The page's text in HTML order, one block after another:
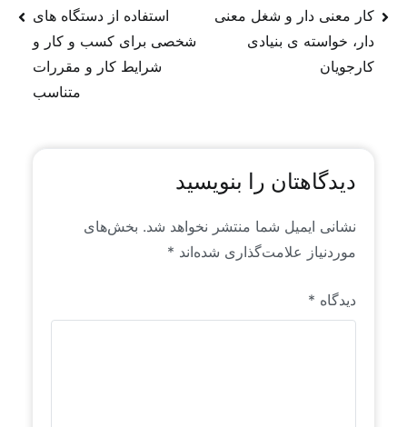
از روندها و سیگنال‌های موجود در فضای جهانی منابع
انسانی است که خاص رایان راهبرد است. این محتواها
برای اولین بار به زبان فارسی منتشر می‌شوند.
کار معنی دار و شغل معنی
دار، خواسته ی بنیادی
کارجویان
استفاده از دستگاه های
شخصی برای کسب و کار و
شرایط کار و مقررات
متناسب
دیدگاهتان را بنویسید
نشانی ایمیل شما منتشر نخواهد شد. بخش‌های
موردنیاز علامت‌گذاری شده‌اند *
دیدگاه *